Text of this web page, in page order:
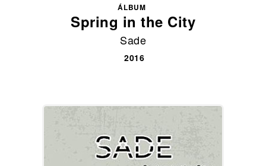
ÁLBUM
Spring in the City
Sade
2016